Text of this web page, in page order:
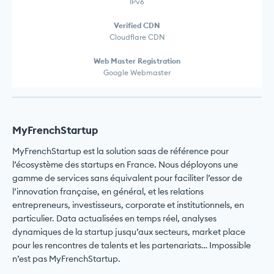
Verified CDN
Cloudflare CDN
Web Master Registration
Google Webmaster
MyFrenchStartup
MyFrenchStartup est la solution saas de référence pour
l’écosystème des startups en France. Nous déployons une
gamme de services sans équivalent pour faciliter l’essor de
l’innovation française, en général, et les relations
entrepreneurs, investisseurs, corporate et institutionnels, en
particulier. Data actualisées en temps réel, analyses
dynamiques de la startup jusqu’aux secteurs, market place
pour les rencontres de talents et les partenariats… Impossible
n’est pas MyFrenchStartup.